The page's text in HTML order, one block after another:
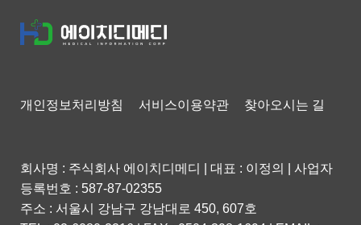
개인정보처리방침 서비스이용약관 찾아오시는 길
회사명 : 주식회사 에이치디메디 대표 : 이정의
사업자
등록번호 : 587-87-02355
주소 : 서울시 강남구 강남대로 450, 607호